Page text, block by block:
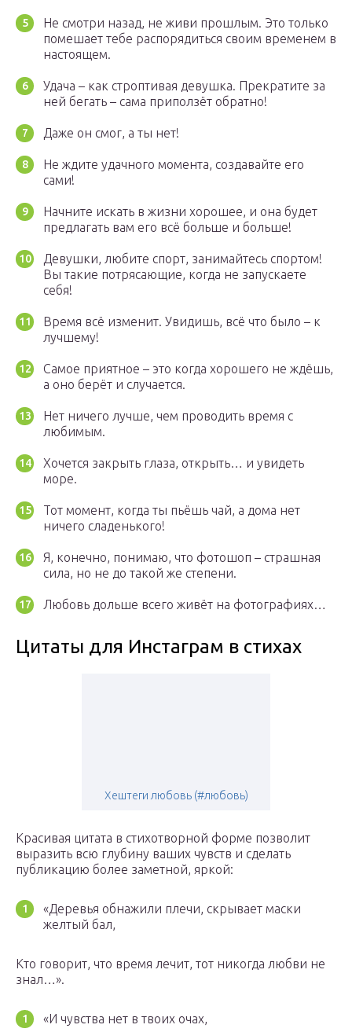
Не смотри назад, не живи прошлым. Это только
помешает тебе распорядиться своим временем в
настоящем.
Удача – как строптивая девушка. Прекратите за
ней бегать – сама приползёт обратно!
Даже он смог, а ты нет!
Не ждите удачного момента, создавайте его
сами!
Начните искать в жизни хорошее, и она будет
предлагать вам его всё больше и больше!
Девушки, любите спорт, занимайтесь спортом!
Вы такие потрясающие, когда не запускаете
себя!
Время всё изменит. Увидишь, всё что было – к
лучшему!
Самое приятное – это когда хорошего не ждёшь,
а оно берёт и случается.
Нет ничего лучше, чем проводить время с
любимым.
Хочется закрыть глаза, открыть… и увидеть
море.
Тот момент, когда ты пьёшь чай, а дома нет
ничего сладенького!
Я, конечно, понимаю, что фотошоп – страшная
сила, но не до такой же степени.
Любовь дольше всего живёт на фотографиях…
Цитаты для Инстаграм в стихах
Хештеги любовь (#любовь)
Красивая цитата в стихотворной форме позволит
выразить всю глубину ваших чувств и сделать
публикацию более заметной, яркой:
«Деревья обнажили плечи, скрывает маски
желтый бал,
Кто говорит, что время лечит, тот никогда любви не
знал…».
«И чувства нет в твоих очах,